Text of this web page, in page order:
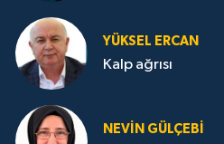
YÜKSEL ERCAN
Kalp ağrısı
NEVİN GÜLÇEBİ